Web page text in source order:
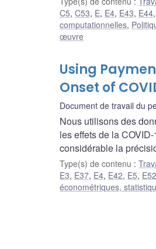
C5, C53, E, E4, E43, E44,
computationnelles,
œuvre
Using
Onset of
Document de travail du
Nous utilisons des
les effets de la
considérable la
Type(s) de contenu :
E3, E37, E4, E42, E5, E52
économétriques,